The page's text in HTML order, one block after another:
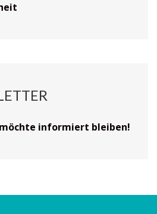
möchte informiert bleiben!